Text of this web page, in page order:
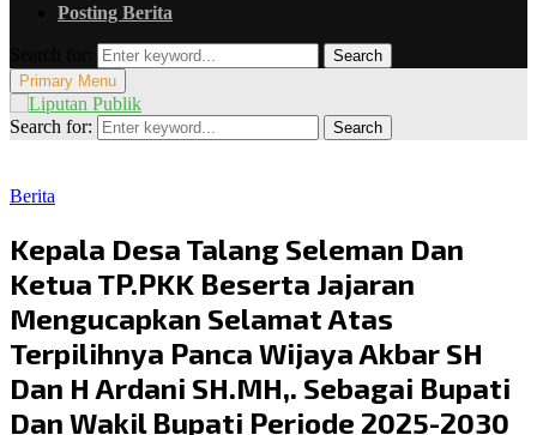
Posting Berita
Search
Primary Menu
Search for: Search
Berita
Kepala Desa Talang Seleman Dan
Ketua TP.PKK Beserta Jajaran
Mengucapkan Selamat Atas
Terpilihnya Panca Wijaya Akbar SH
Dan H Ardani SH.MH,. Sebagai Bupati
Dan Wakil Bupati Periode 2025-2030